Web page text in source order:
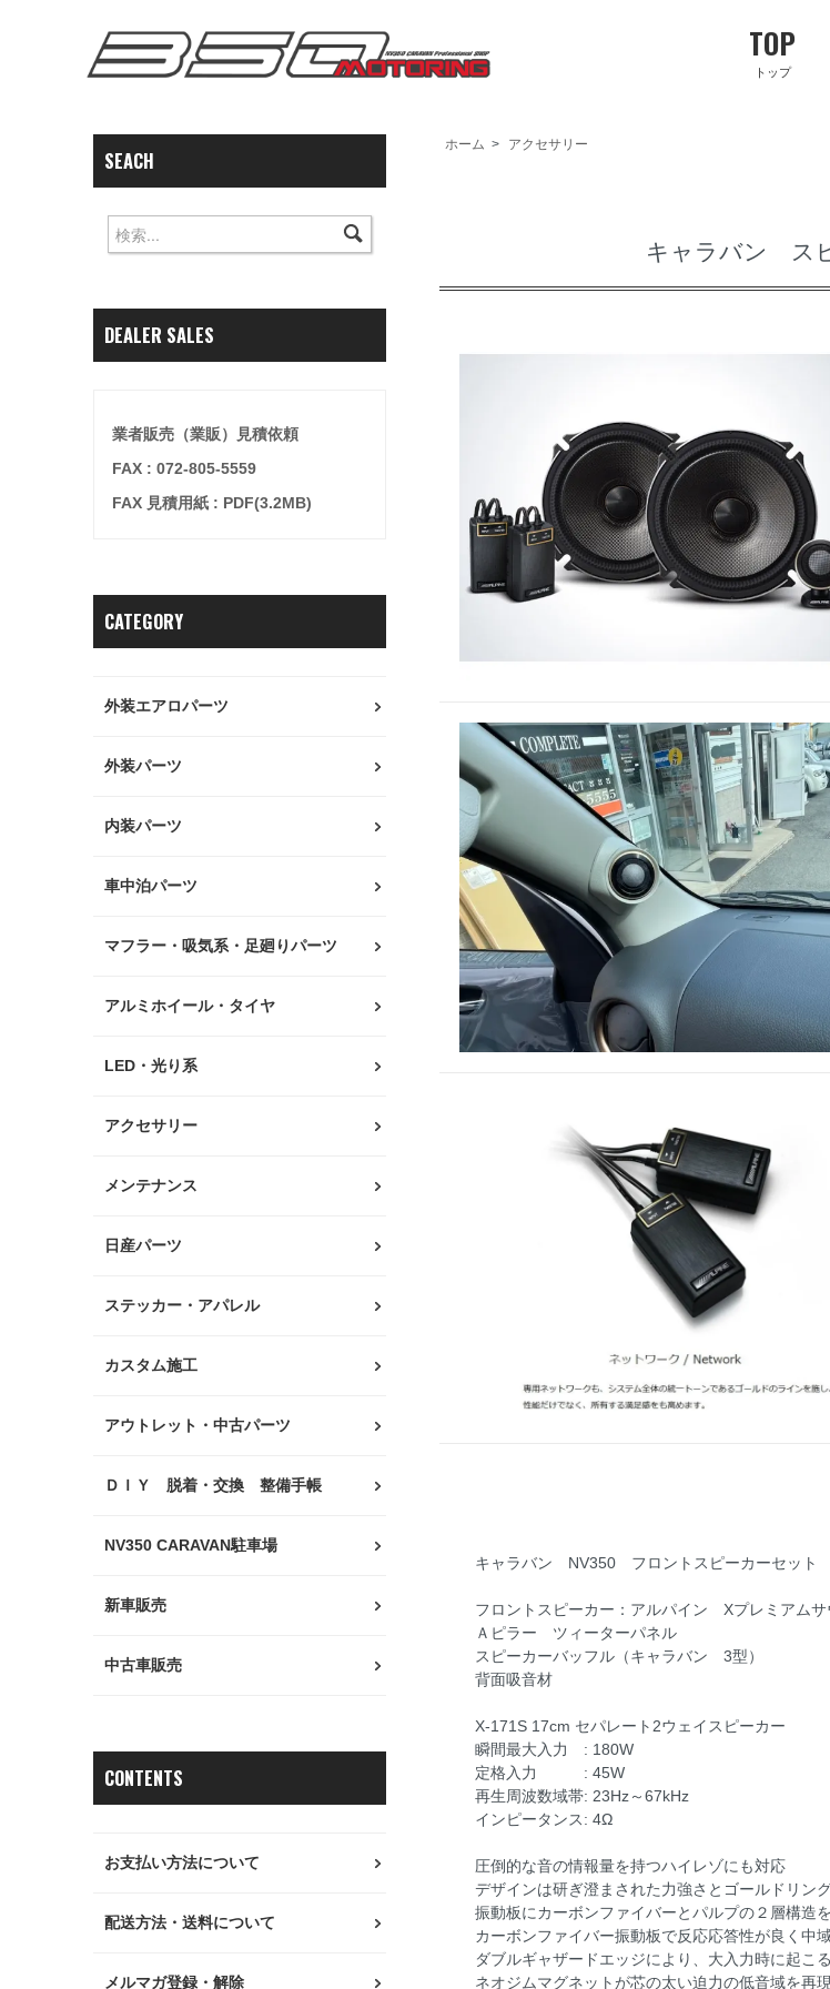
TOP
トップ
ホーム > アクセサリー
キャラバン ス
キャラバン NV350 フロントスピーカーセット
フロントスピーカー：アルパイン Xプレミアム
Ａピラー ツィーターパネル
スピーカーバッフル（キャラバン 3型）
背面吸音材
X-171S 17cm セパレート2ウェイスピーカー
瞬間最大入力 : 180W
定格入力 : 45W
再生周波数域帯: 23Hz～67kHz
インピータンス: 4Ω
圧倒的な音の情報量を持つハイレゾにも対応
デザインは研ぎ澄まされた力強さとゴールドリン
振動板にカーボンファイバーとパルプの２層構造
カーボンファイバー振動板で反応応答性が良く中
ダブルギャザードエッジにより、大入力時に起こ
ネオジムマグネットが芯の太い迫力の低音域を再現
SEACH
DEALER SALES
業者販売（業販）見積依頼
FAX : 072-805-5559
FAX 見積用紙 : PDF(3.2MB)
CATEGORY
外装エアロパーツ
外装パーツ
内装パーツ
車中泊パーツ
マフラー・吸気系・足廻りパーツ
アルミホイール・タイヤ
LED・光り系
アクセサリー
メンテナンス
日産パーツ
ステッカー・アパレル
カスタム施工
アウトレット・中古パーツ
ＤＩＹ 脱着・交換 整備手帳
NV350 CARAVAN駐車場
新車販売
中古車販売
CONTENTS
お支払い方法について
配送方法・送料について
メルマガ登録・解除